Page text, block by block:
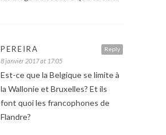
Reply
PEREIRA
8 janvier 2017 at 17:05
Est-ce que la Belgique se limite à
la Wallonie et Bruxelles? Et ils
font quoi les francophones de
Flandre?